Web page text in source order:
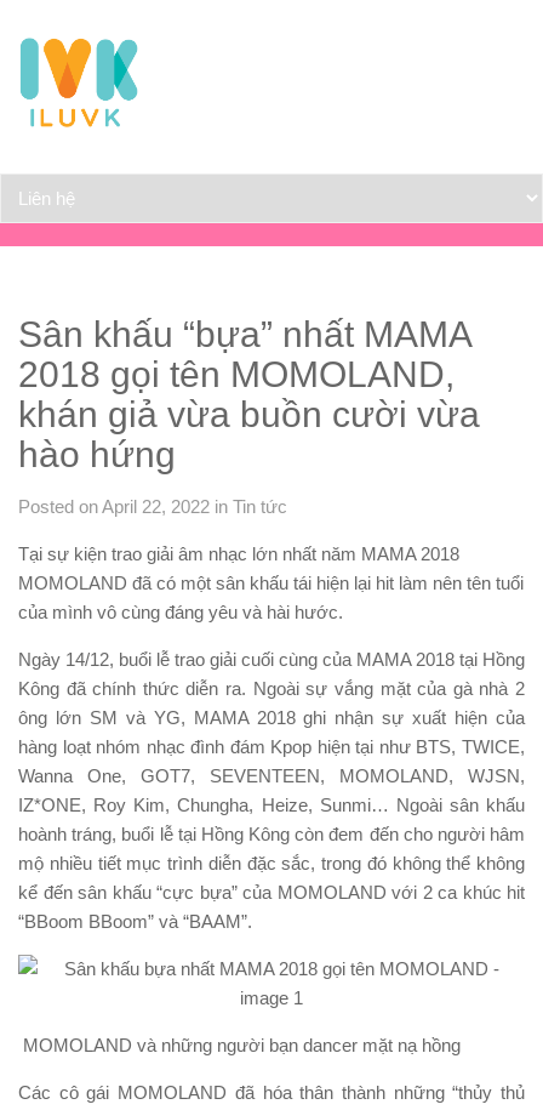
Sân khấu “bựa” nhất MAMA
2018 gọi tên MOMOLAND,
khán giả vừa buồn cười vừa
hào hứng
Posted on April 22, 2022 in Tin tức
Tại sự kiện trao giải âm nhạc lớn nhất năm MAMA 2018
MOMOLAND đã có một sân khấu tái hiện lại hit làm nên tên tuổi
của mình vô cùng đáng yêu và hài hước.
Ngày 14/12, buổi lễ trao giải cuối cùng của MAMA 2018 tại Hồng
Kông đã chính thức diễn ra. Ngoài sự vắng mặt của gà nhà 2
ông lớn SM và YG, MAMA 2018 ghi nhận sự xuất hiện của
hàng loạt nhóm nhạc đình đám Kpop hiện tại như BTS, TWICE,
Wanna One, GOT7, SEVENTEEN, MOMOLAND, WJSN,
IZ*ONE, Roy Kim, Chungha, Heize, Sunmi… Ngoài sân khấu
hoành tráng, buổi lễ tại Hồng Kông còn đem đến cho người hâm
mộ nhiều tiết mục trình diễn đặc sắc, trong đó không thể không
kể đến sân khấu “cực bựa” của MOMOLAND với 2 ca khúc hit
“BBoom BBoom” và “BAAM”.
MOMOLAND và những người bạn dancer mặt nạ hồng
Các cô gái MOMOLAND đã hóa thân thành những “thủy thủ